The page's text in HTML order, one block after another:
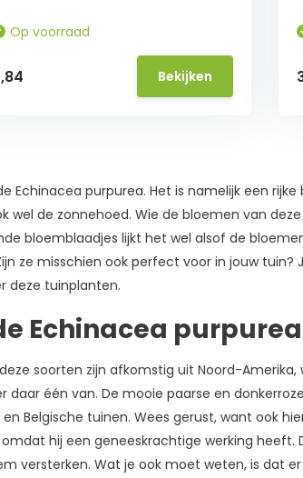
Op voorraad
Bekijken
Echinacea purpurea. Het is namelijk een
wel de zonnehoed. Wie de bloemen van
bloemblaadjes lijkt het wel alsof de
ze misschien ook perfect voor in jouw
deze tuinplanten.
Echinacea purpurea
soorten zijn afkomstig uit Noord-
daar één van. De mooie paarse en
Belgische tuinen. Wees gerust, want ook
hij een geneeskrachtige werking heeft.
versterken. Wat je ook moet weten, is dat